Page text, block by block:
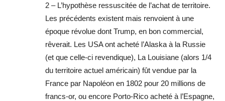
2 – L’hypothèse ressuscitée de l’achat de territoire.
Les précédents existent mais renvoient à une
époque révolue dont Trump, en bon commercial,
rêverait. Les USA ont acheté l’Alaska à la Russie
(et que celle-ci revendique), La Louisiane (alors 1/4
du territoire actuel américain) fût vendue par la
France par Napoléon en 1802 pour 20 millions de
francs-or, ou encore Porto-Rico acheté à l’Espagne,